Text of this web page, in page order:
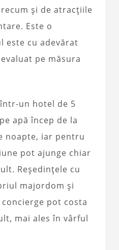
și de atracțiile
Este o
este cu adevărat
pe măsura
un hotel de 5
apă încep de la
noapte, iar pentru
pot ajunge chiar
Reședințele cu
majordom și
pot costa
mai ales în vârful